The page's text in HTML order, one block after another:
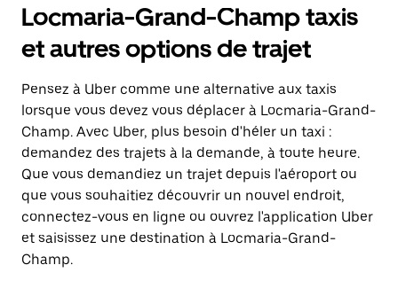
Locmaria-Grand-Champ taxis
et autres options de trajet
Pensez à Uber comme une alternative aux taxis
lorsque vous devez vous déplacer à Locmaria-Grand-
Champ. Avec Uber, plus besoin d'héler un taxi :
demandez des trajets à la demande, à toute heure.
Que vous demandiez un trajet depuis l'aéroport ou
que vous souhaitiez découvrir un nouvel endroit,
connectez-vous en ligne ou ouvrez l'application Uber
et saisissez une destination à Locmaria-Grand-
Champ.